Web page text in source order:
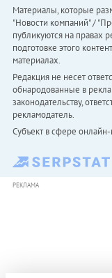
Материалы, которые
"Новости компаний" /
публикуются на правах
подготовке этого
материалах.
Редакция не несет
обнародованные в
законодательству,
рекламодатель.
Субъект в сфере
РЕКЛАМА